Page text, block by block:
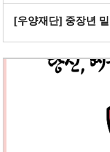
[우양재단] 중장년